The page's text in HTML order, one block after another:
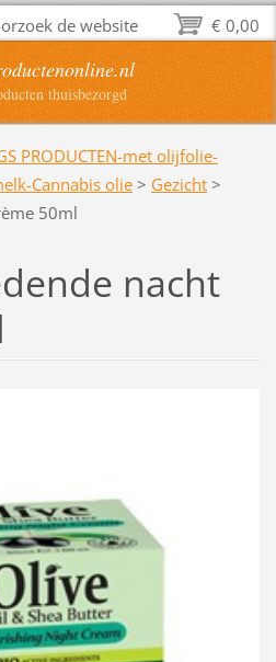
thuisbezorgd
PRODUCTEN-met olijfolie-
Cannabis olie > Gezicht >
50ml
nacht
€ 0,00
de website